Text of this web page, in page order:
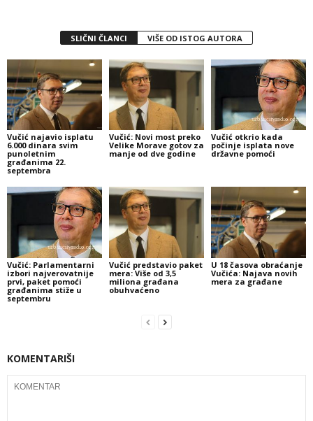
SLIČNI ČLANCI VIŠE OD ISTOG AUTORA
Vučić najavio isplatu
6.000 dinara svim
punoletnim
građanima 22.
septembra
Vučić: Novi most preko
Velike Morave gotov za
manje od dve godine
Vučić otkrio kada
počinje isplata nove
državne pomoći
Vučić: Parlamentarni
izbori najverovatnije
prvi, paket pomoći
građanima stiže u
septembru
Vučić predstavio paket
mera: Više od 3,5
miliona građana
obuhvaćeno
U 18 časova obraćanje
Vučića: Najava novih
mera za građane
KOMENTARIŠI